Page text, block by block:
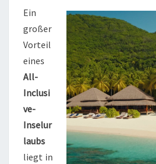
Ein
großer
Vorteil
eines
All-
Inclusi
ve-
Inselur
laubs
liegt in